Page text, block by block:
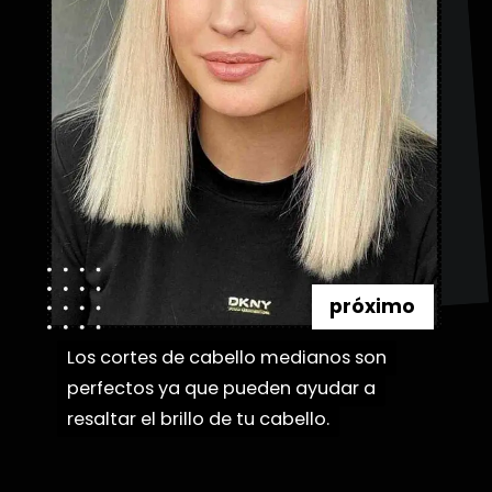
Los cortes de cabello medianos son
perfectos ya que pueden ayudar a
resaltar el brillo de tu cabello.
Los cortes de cabello medianos son
perfectos ya que pueden ayudar a
resaltar el brillo de tu cabello.
próximo